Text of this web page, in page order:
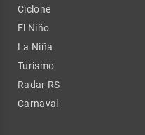
Ciclone
El Niño
La Niña
Turismo
Radar RS
Carnaval